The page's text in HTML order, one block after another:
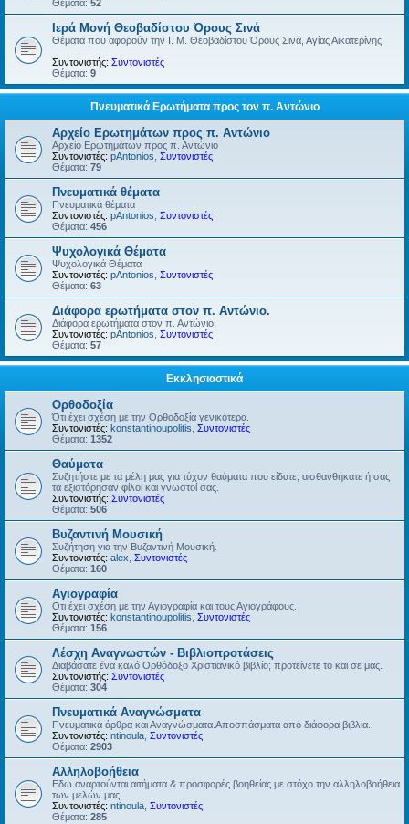
Θέματα: 52
Ιερά Μονή Θεοβαδίστου Όρους Σινά
Θέματα που αφορούν την Ι. Μ. Θεοβαδίστου Όρους Σινά, Αγίας Αικατερίνης.
Συντονιστής: Συντονιστές
Θέματα: 9
Πνευματικά Ερωτήματα προς τον π. Αντώνιο
Αρχείο Ερωτημάτων προς π. Αντώνιο
Αρχείο Ερωτημάτων προς π. Αντώνιο
Συντονιστές: pAntonios Συντονιστές
Θέματα: 79
Πνευματικά θέματα
Πνευματικά θέματα
Συντονιστές: pAntonios Συντονιστές
Θέματα: 456
Ψυχολογικά Θέματα
Ψυχολογικά Θέματα
Συντονιστές: pAntonios Συντονιστές
Θέματα: 63
Διάφορα ερωτήματα στον π. Αντώνιο.
Διάφορα ερωτήματα στον π. Αντώνιο.
Συντονιστές: pAntonios Συντονιστές
Θέματα: 57
Εκκλησιαστικά
Ορθοδοξία
Ότι έχει σχέση με την Ορθοδοξία γενικότερα.
Συντονιστές: konstantinoupolitis Συντονιστές
Θέματα: 1352
Θαύματα
Συζητήστε με τα μέλη μας για τύχον θαύματα που είδατε, αισθανθήκατε ή σας
τα εξιστόρησαν φίλοι και γνωστοί σας.
Συντονιστής: Συντονιστές
Θέματα: 506
Βυζαντινή Μουσική
Συζήτηση για την Βυζαντινή Μουσική.
Συντονιστές: alex Συντονιστές
Θέματα: 160
Αγιογραφία
Οτι έχει σχέση με την Αγιογραφία και τους Αγιογράφους.
Συντονιστές: konstantinoupolitis Συντονιστές
Θέματα: 156
Λέσχη Αναγνωστών - Βιβλιοπροτάσεις
Διαβάσατε ένα καλό Ορθόδοξο Χριστιανικό βιβλίο; προτείνετε το και σε μας.
Συντονιστής: Συντονιστές
Θέματα: 304
Πνευματικά Αναγνώσματα
Πνευματικά άρθρα και Αναγνώσματα.Αποσπάσματα από διάφορα βιβλία.
Συντονιστές: ntinoula Συντονιστές
Θέματα: 2903
Αλληλοβοήθεια
Εδώ αναρτούνται αιτήματα & προσφορές βοηθείας με στόχο την αλληλοβοήθεια
των μελών μας.
Συντονιστές: ntinoula Συντονιστές
Θέματα: 285